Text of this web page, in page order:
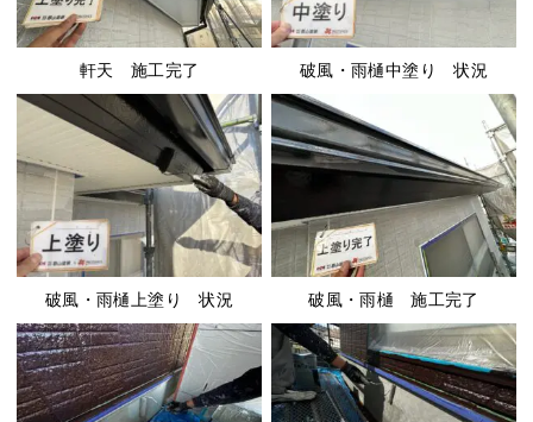
軒天 施工完了 破風・雨樋中塗り 状況
破風・雨樋上塗り 状況 破風・雨樋 施工完了